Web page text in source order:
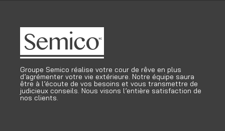
Groupe Semico réalise votre cour de rêve en plus
d’agrémenter votre vie extérieure. Notre équipe saura
être à l’écoute de vos besoins et vous transmettre de
judicieux conseils. Nous visons l’entière satisfaction de
nos clients.